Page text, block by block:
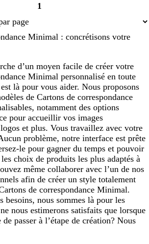
Page
1
Minimal : concrétisons votre
d’un moyen facile de créer votre
Minimal personnalisé en toute
là pour vous aider. Nous proposons
de Cartons de correspondance
notamment des options
pour accueillir vos images
et plus. Vous travaillez avec votre
problème, notre interface est prête
le pour gagner du temps et pouvoir
choix de produits les plus adaptés à
même collaborer avec l’un de nos
afin de créer un style totalement
de correspondance Minimal.
besoins, nous sommes là pour les
nous estimerons satisfaits que lorsque
passer à l’étape de création? Nous